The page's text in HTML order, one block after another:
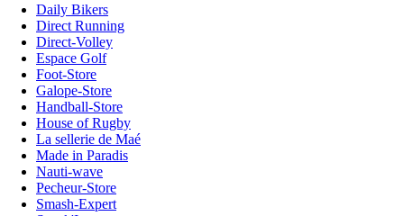
Daily Bikers
Direct Running
Direct-Volley
Espace Golf
Foot-Store
Galope-Store
Handball-Store
House of Rugby
La sellerie de Maé
Made in Paradis
Nauti-wave
Pecheur-Store
Smash-Expert